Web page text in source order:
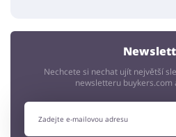
Nechcete si nechat ujít největší
newsletteru buykers.com